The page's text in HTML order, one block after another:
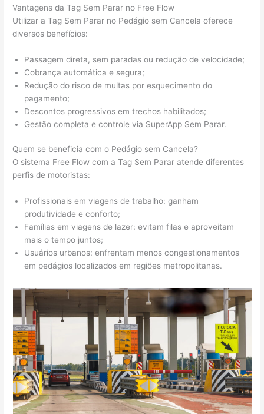
Vantagens da Tag Sem Parar no Free Flow
Utilizar a Tag Sem Parar no Pedágio sem Cancela oferece
diversos benefícios:
Passagem direta, sem paradas ou redução de velocidade;
Cobrança automática e segura;
Redução do risco de multas por esquecimento do
pagamento;
Descontos progressivos em trechos habilitados;
Gestão completa e controle via SuperApp Sem Parar.
Quem se beneficia com o Pedágio sem Cancela?
O sistema Free Flow com a Tag Sem Parar atende diferentes
perfis de motoristas:
Profissionais em viagens de trabalho: ganham
produtividade e conforto;
Famílias em viagens de lazer: evitam filas e aproveitam
mais o tempo juntos;
Usuários urbanos: enfrentam menos congestionamentos
em pedágios localizados em regiões metropolitanas.